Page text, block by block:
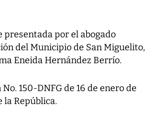
presentada por el abogado
del Municipio de San Miguelito,
Eneida Hernández Berrío.
150-DNFG de 16 de enero de
la República.